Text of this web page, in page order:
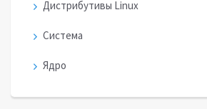
Дистрибутивы Linux
Система
Ядро